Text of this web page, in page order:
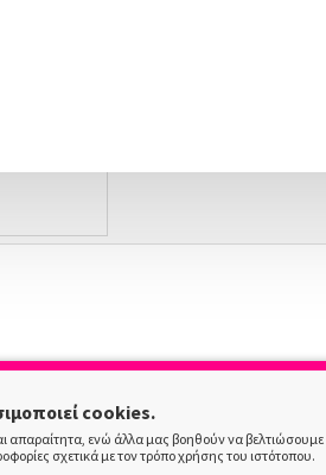
Ακρυλικού Beige Nude, 70Gr
του φυσικού νυχιού. Είναι ιδανική για να
cookies.
απαραίτητα, ενώ άλλα μας βοηθούν να βελτιώσουμε
σχετικά με τον τρόπο χρήσης του ιστότοπου.